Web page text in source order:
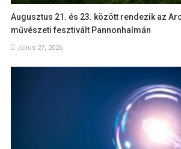
Augusztus 21. és 23. között rendezik az
művészeti fesztivált Pannonhalmán
július 27, 2026